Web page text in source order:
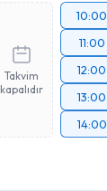
Takvim
kapalıdır
10:00
11:00
12:00
13:00
14:00